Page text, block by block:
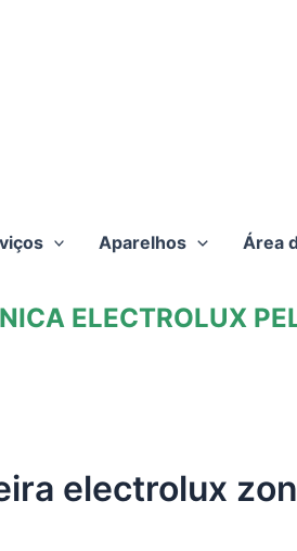
Aparelhos Área
ELECTROLUX
electrolux